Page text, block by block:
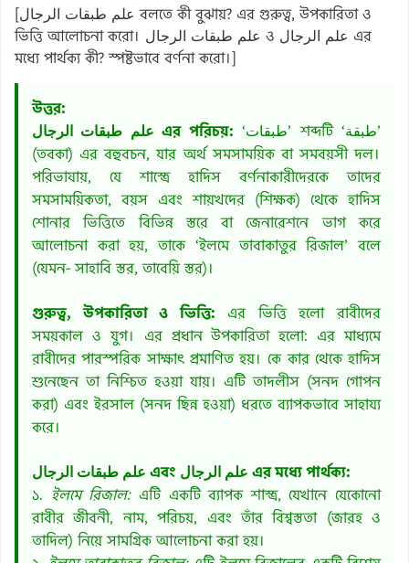
[علم طبقات الرجال বলতে কী বুঝায়? এর গুরুত্ব, উপকারিতা ও
ভিত্তি আলোচনা করো। علم طبقات الرجال ও علم الرجال এর
মধ্যে পার্থক্য কী? স্পষ্টভাবে বর্ণনা করো।]
উত্তর:
علم طبقات الرجال এর পরিচয়: ‘طبقات’ শব্দটি ‘طبقة’
(তবকা) এর বহুবচন, যার অর্থ সমসাময়িক বা সমবয়সী দল।
পরিভাষায়, যে শাস্ত্রে হাদিস বর্ণনাকারীদেরকে তাদের
সমসাময়িকতা, বয়স এবং শায়খদের (শিক্ষক) থেকে হাদিস
শোনার ভিত্তিতে বিভিন্ন স্তরে বা জেনারেশনে ভাগ করে
আলোচনা করা হয়, তাকে ‘ইলমে তাবাকাতুর রিজাল’ বলে
(যেমন- সাহাবি স্তর, তাবেয়ি স্তর)।
গুরুত্ব, উপকারিতা ও ভিত্তি: এর ভিত্তি হলো রাবীদের
সময়কাল ও যুগ। এর প্রধান উপকারিতা হলো: এর মাধ্যমে
রাবীদের পারস্পরিক সাক্ষাৎ প্রমাণিত হয়। কে কার থেকে হাদিস
শুনেছেন তা নিশ্চিত হওয়া যায়। এটি তাদলীস (সনদ গোপন
করা) এবং ইরসাল (সনদ ছিন্ন হওয়া) ধরতে ব্যাপকভাবে সাহায্য
করে।
علم طبقات الرجال এবং علم الرجال এর মধ্যে পার্থক্য:
১. ইলমে রিজাল:এটি একটি ব্যাপক শাস্ত্র, যেখানে যেকোনো
রাবীর জীবনী, নাম, পরিচয়, এবং তাঁর বিশ্বস্ততা (জারহ ও
তাদিল) নিয়ে সামগ্রিক আলোচনা করা হয়।